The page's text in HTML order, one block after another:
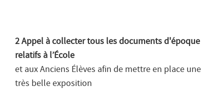
2 Appel à collecter tous les documents d'époque
relatifs à l’École
et aux Anciens Élèves afin de mettre en place une
très belle exposition